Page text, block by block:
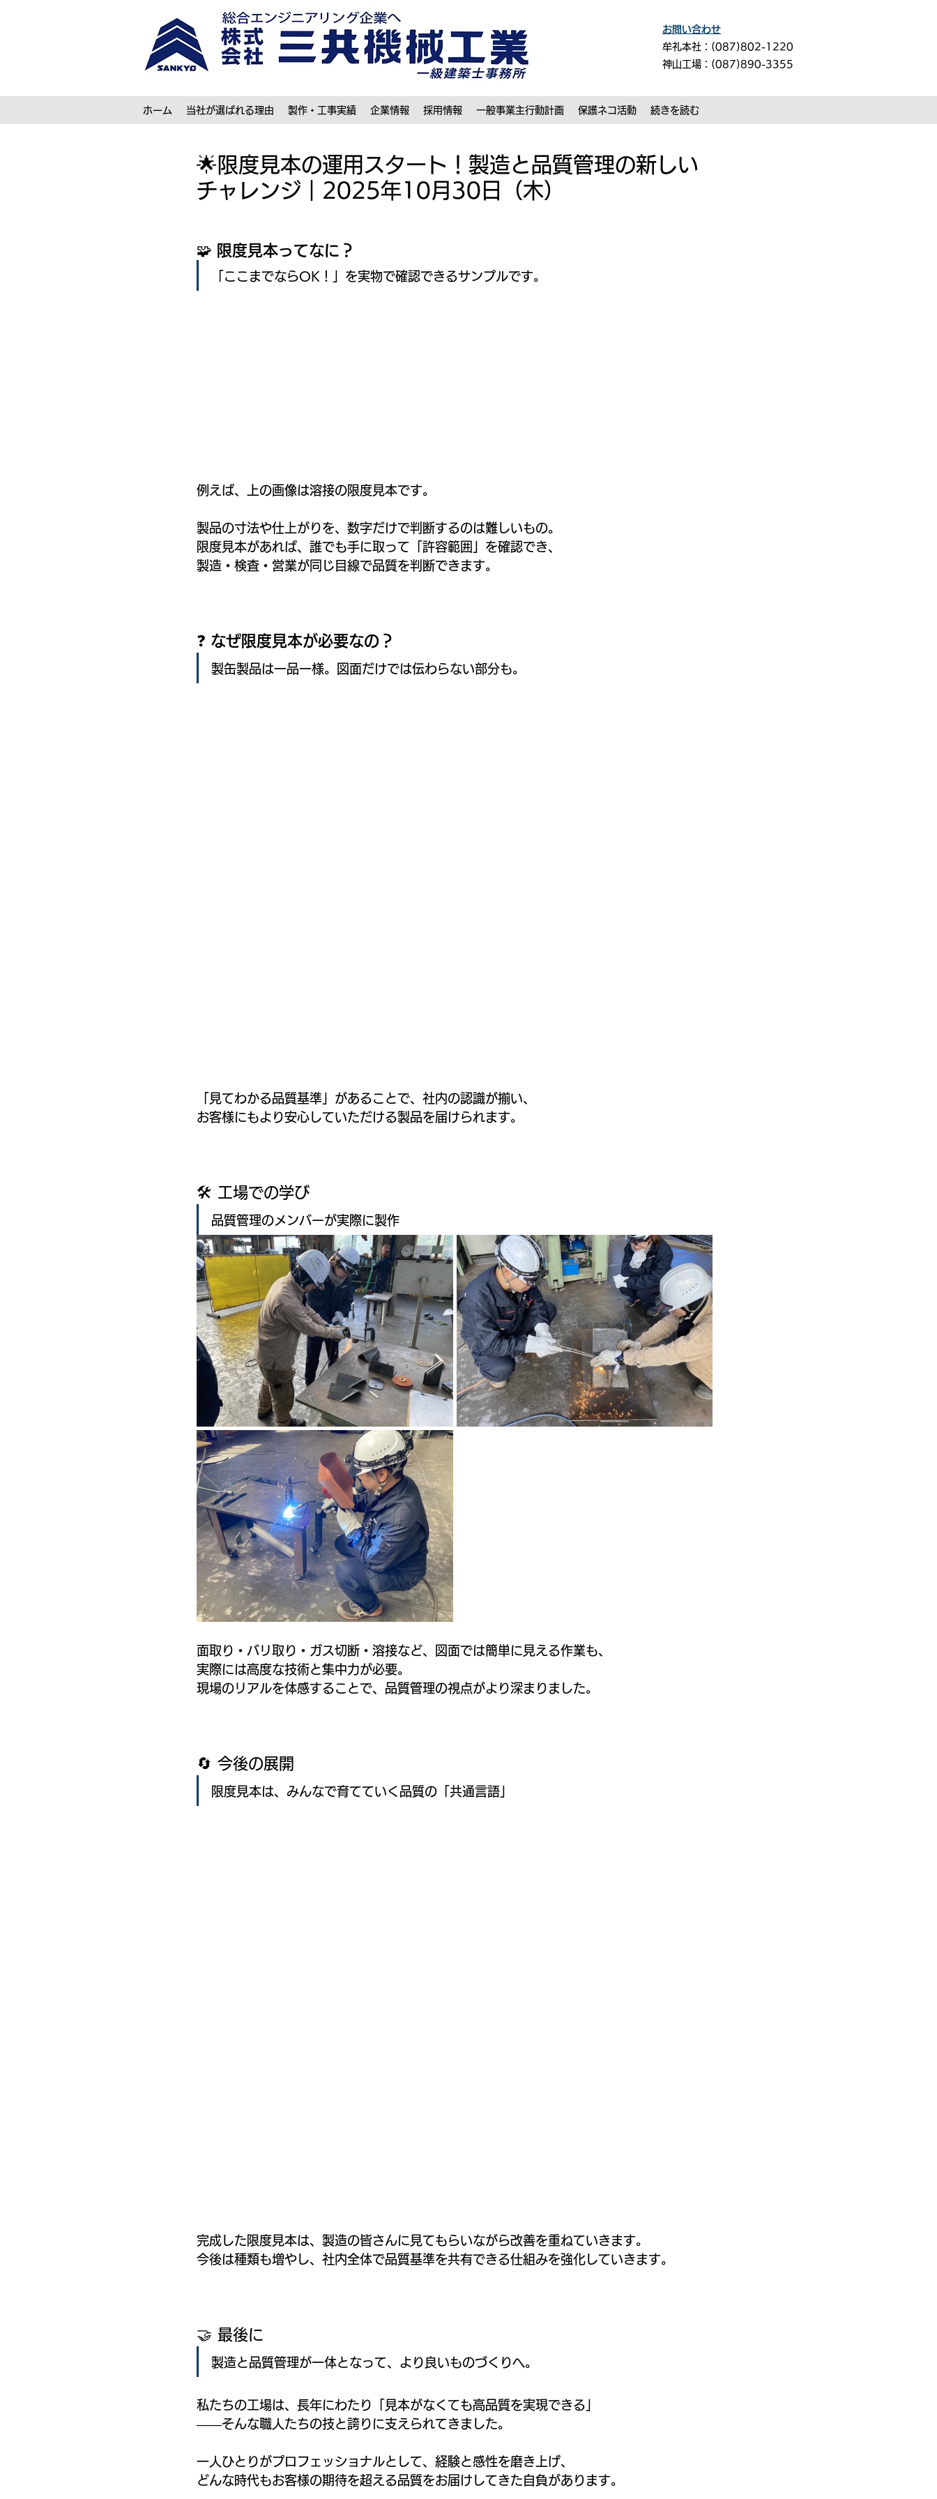
お問い合わせ
牟礼本社：(087)802-1220
神山工場：(087)890-3355
ホーム 当社が選ばれる理由 製作・工事実績 企業情報 採用情報 一般事業主行動計画 保護ネコ活動 続きを読む
🌟限度見本の運用スタート！製造と品質管理の新しい
チャレンジ｜2025年10月30日（木）
🧩 限度見本ってなに？
「ここまでならOK！」を実物で確認できるサンプルです。
例えば、上の画像は溶接の限度見本です。
製品の寸法や仕上がりを、数字だけで判断するのは難しいもの。
限度見本があれば、誰でも手に取って「許容範囲」を確認でき、
製造・検査・営業が同じ目線で品質を判断できます。
❓ なぜ限度見本が必要なの？
製缶製品は一品一様。図面だけでは伝わらない部分も。
「見てわかる品質基準」があることで、社内の認識が揃い、
お客様にもより安心していただける製品を届けられます。
🛠️ 工場での学び
品質管理のメンバーが実際に製作
面取り・バリ取り・ガス切断・溶接など、図面では簡単に見える作業も、
実際には高度な技術と集中力が必要。
現場のリアルを体感することで、品質管理の視点がより深まりました。
🔄 今後の展開
限度見本は、みんなで育てていく品質の「共通言語」
完成した限度見本は、製造の皆さんに見てもらいながら改善を重ねていきます。
今後は種類も増やし、社内全体で品質基準を共有できる仕組みを強化していきます。
🤝 最後に
製造と品質管理が一体となって、より良いものづくりへ。
私たちの工場は、長年にわたり「見本がなくても高品質を実現できる」
――そんな職人たちの技と誇りに支えられてきました。
一人ひとりがプロフェッショナルとして、経験と感性を磨き上げ、
どんな時代もお客様の期待を超える品質をお届けしてきた自負があります。